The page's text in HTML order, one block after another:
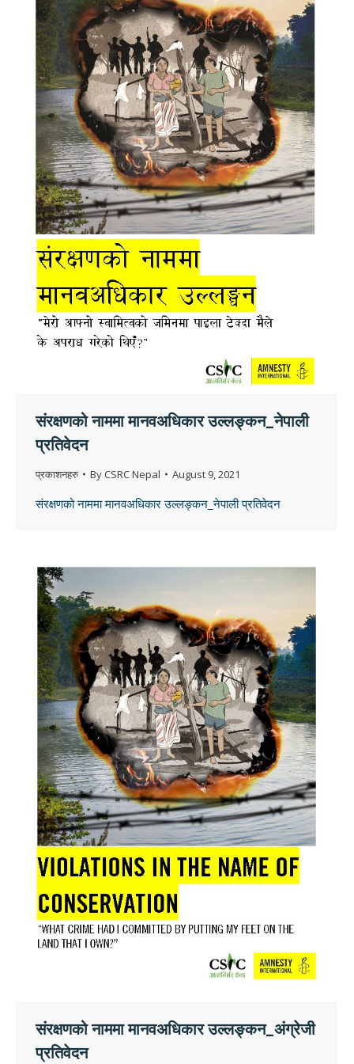
संरक्षणको नाममा मानवअधिकार उल्लङ्कन_नेपाली
प्रतिवेदन
प्रकाशनहरु ByCSRC Nepal August 9, 2021
संरक्षणको नाममा मानवअधिकार उल्लङ्कन_नेपाली प्रतिवेदन
संरक्षणको नाममा मानवअधिकार उल्लङ्कन_अंग्रेजी
प्रतिवेदन